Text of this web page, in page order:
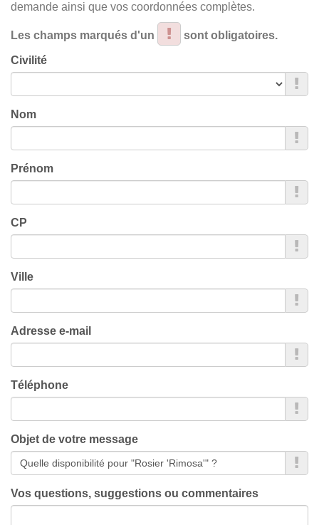
demande ainsi que vos coordonnées complètes.
Les champs marqués d'un sont obligatoires.
Civilité
Nom
Prénom
CP
Ville
Adresse e-mail
Téléphone
Objet de votre message
Vos questions, suggestions ou commentaires